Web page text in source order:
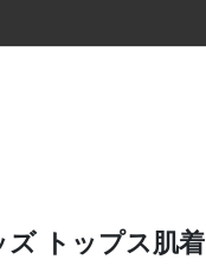
ズ トップス肌着